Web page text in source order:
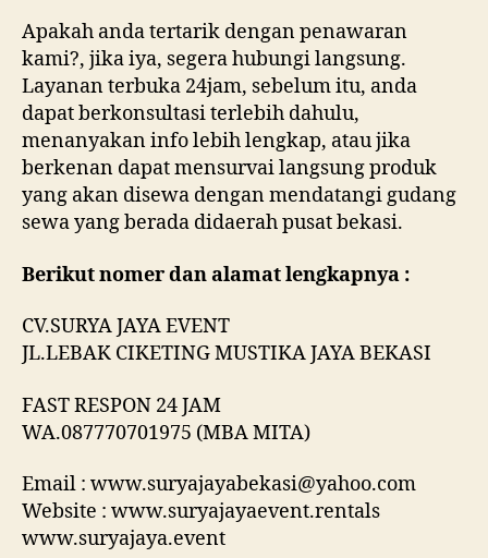
Apakah anda tertarik dengan penawaran
kami?, jika iya, segera hubungi langsung.
Layanan terbuka 24jam, sebelum itu, anda
dapat berkonsultasi terlebih dahulu,
menanyakan info lebih lengkap, atau jika
berkenan dapat mensurvai langsung produk
yang akan disewa dengan mendatangi gudang
sewa yang berada didaerah pusat bekasi.
Berikut nomer dan alamat lengkapnya :
CV.SURYA JAYA EVENT
JL.LEBAK CIKETING MUSTIKA JAYA BEKASI
FAST RESPON 24 JAM
WA.087770701975 (MBA MITA)
Email : www.suryajayabekasi@yahoo.com
Website : www.suryajayaevent.rentals
www.suryajaya.event